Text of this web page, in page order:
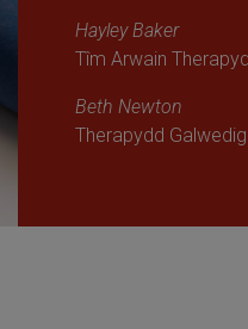
Hayley Baker
Tîm Arwain
Beth Newton
Therapydd